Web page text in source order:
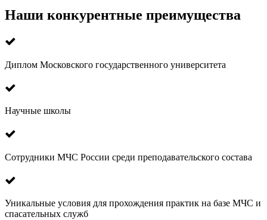
Наши конкурентные преимущества
Диплом Московского государственного университета
Научные школы
Сотрудники МЧС России среди преподавательского состава
Уникальные условия для прохождения практик на базе МЧС и
спасательных служб